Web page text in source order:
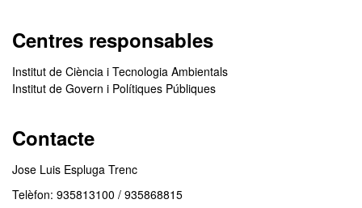
Centres responsables
Institut de Ciència i Tecnologia Ambientals
Institut de Govern i Polítiques Públiques
Contacte
Jose Luis Espluga Trenc
Telèfon: 935813100 / 935868815